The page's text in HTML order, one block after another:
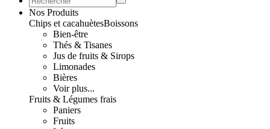
Nos Produits
Chips et cacahuètesBoissons
Bien-être
Thés & Tisanes
Jus de fruits & Sirops
Limonades
Bières
Voir plus...
Fruits & Légumes frais
Paniers
Fruits